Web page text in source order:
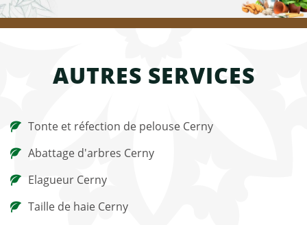
AUTRES SERVICES
Tonte et réfection de pelouse Cerny
Abattage d'arbres Cerny
Elagueur Cerny
Taille de haie Cerny